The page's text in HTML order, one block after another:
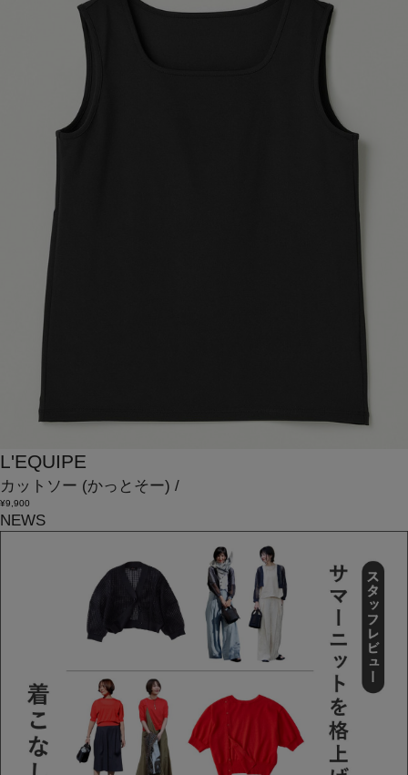
L'EQUIPE
カットソー (かっとそー) /
¥9,900
NEWS